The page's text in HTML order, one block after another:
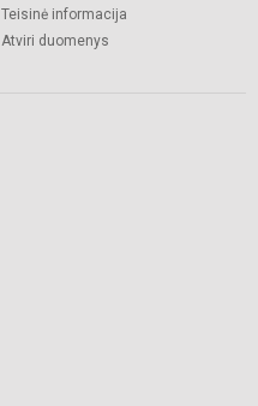
Teisinė informacija
Atviri duomenys